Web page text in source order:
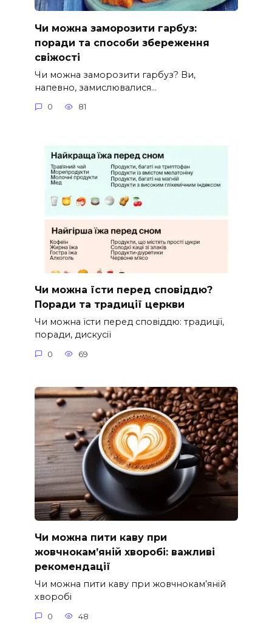
Чи можна заморозити гарбуз:
поради та способи збереження
свіжості
Чи можна заморозити гарбуз? Ви,
напевно, замислювалися…
0 81
Чи можна їсти перед сповіддю?
Поради та традиції церкви
Чи можна їсти перед сповіддю: традиції,
поради, дискусії
0 69
Чи можна пити каву при
жовчнокам’яній хворобі: важливі
рекомендації
Чи можна пити каву при жовчнокам’яній
хворобі
0 48